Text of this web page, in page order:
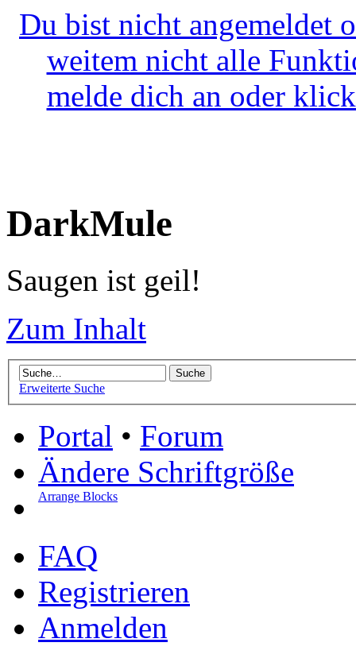
Du bist nicht angemeldet
weitem nicht alle
melde dich an oder
DarkMule
Saugen ist geil!
Zum Inhalt
Erweiterte Suche
Portal • Forum
Ändere Schriftgröße
Arrange Blocks
FAQ
Registrieren
Anmelden